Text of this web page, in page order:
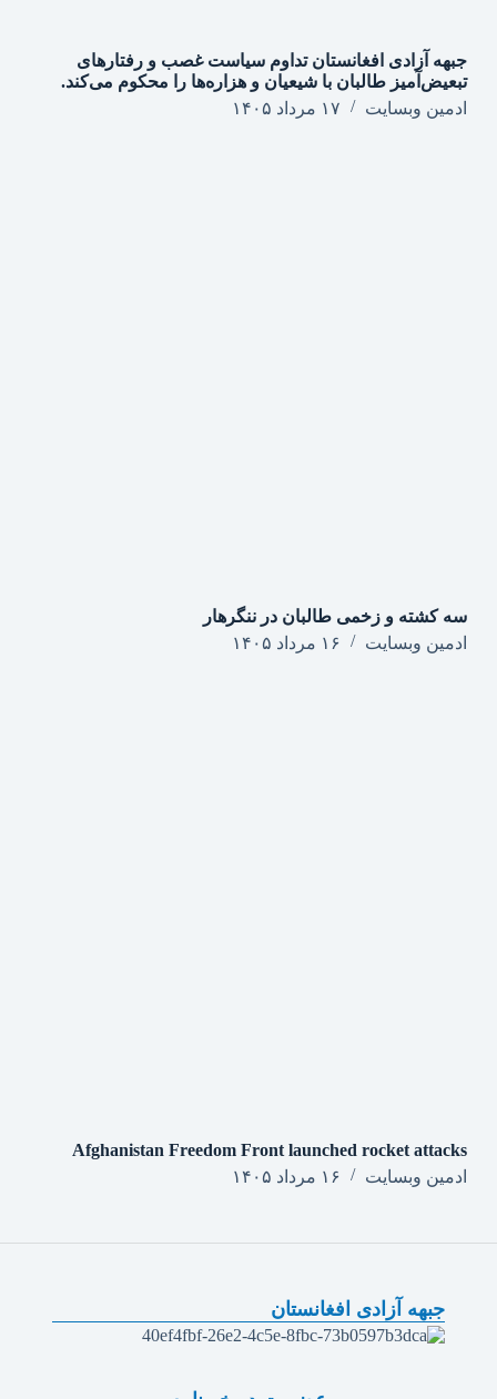
جبهه آزادی افغانستان تداوم سیاست غصب و رفتارهای
تبعیض‌آمیز طالبان با شیعیان و هزاره‌ها را محکوم می‌کند.
ادمین وبسایت
۱۷ مرداد ۱۴۰۵
سه کشته و زخمی طالبان در ننگرهار
ادمین وبسایت
۱۶ مرداد ۱۴۰۵
Afghanistan Freedom Front launched rocket attacks
ادمین وبسایت
۱۶ مرداد ۱۴۰۵
جبهه آزادی افغانستان